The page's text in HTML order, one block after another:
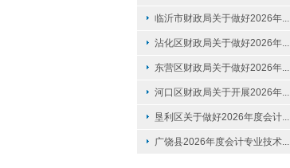
临沂市财政局关于做好2026年...
沾化区财政局关于做好2026年...
东营区财政局关于做好2026年...
河口区财政局关于开展2026年...
垦利区关于做好2026年度会计...
广饶县2026年度会计专业技术...